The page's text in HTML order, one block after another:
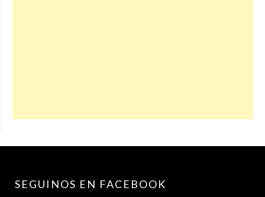
SEGUINOS EN FACEBOOK